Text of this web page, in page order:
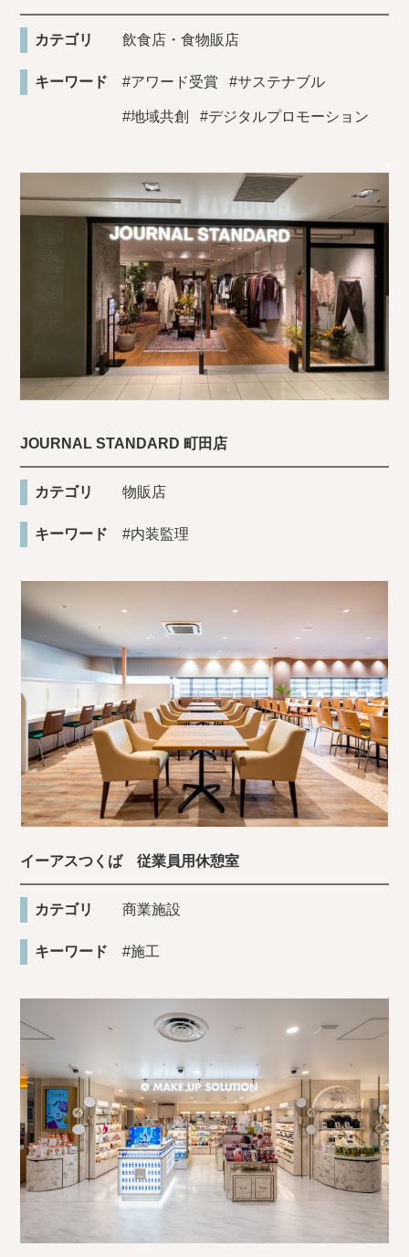
カテゴリ 飲食店・食物販店
キーワード #アワード受賞 #サステナブル
#地域共創 #デジタルプロモーション
JOURNAL STANDARD 町田店
カテゴリ 物販店
キーワード #内装監理
イーアスつくば 従業員用休憩室
カテゴリ 商業施設
キーワード #施工